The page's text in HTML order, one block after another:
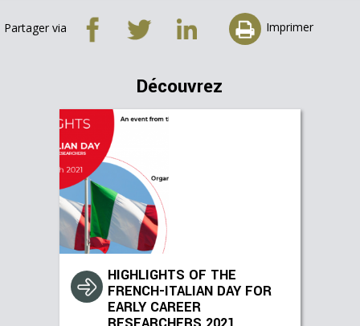
Partager via Imprimer
Découvrez
HIGHLIGHTS OF THE
FRENCH-ITALIAN DAY FOR
EARLY CAREER